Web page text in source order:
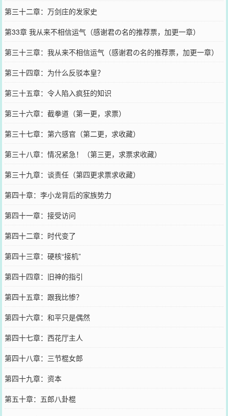
第三十二章：万剑庄的发家史
第33章 我从来不相信运气（感谢君の名的推荐票，加更一章）
第三十三章：我从来不相信运气（感谢君の名的推荐票，加更一章）
第三十四章：为什么反驳本皇？
第三十五章：令人陷入疯狂的知识
第三十六章：截拳道（第一更，求票）
第三十七章：第六感官（第二更，求收藏）
第三十八章：情况紧急！（第三更，求票求收藏）
第三十九章：谈责任（第四更求票求收藏）
第四十章：李小龙背后的家族势力
第四十一章：接受访问
第四十二章：时代变了
第四十三章：硬核“接机”
第四十四章：旧神的指引
第四十五章：跟我比惨？
第四十六章：和平只是偶然
第四十七章：西花厅主人
第四十八章：三节棍女郎
第四十九章：资本
第五十章：五郎八卦棍